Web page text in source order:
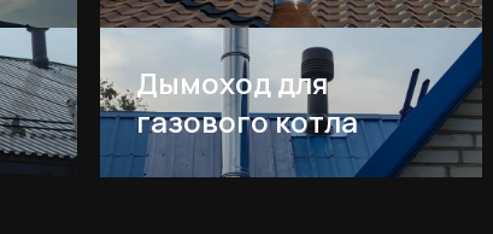
Дымоход для
газового котла